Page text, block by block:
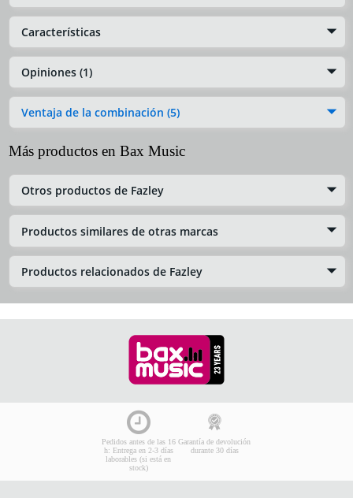
Características
Opiniones (1)
Ventaja de la combinación (5)
Más productos en Bax Music
Otros productos de Fazley
Productos similares de otras marcas
Productos relacionados de Fazley
Pedidos antes de las 16
h: Entrega en 2-3 días
laborables (si está en
stock)
Garantía de devolución
durante 30 días